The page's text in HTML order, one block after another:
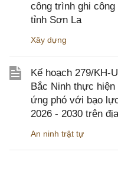
công trình ghi
tỉnh Sơn La
Xây dựng
Kế hoạch 279/KH-
Bắc Ninh thực
ứng phó với bạo
2026 - 2030 trên
An ninh trật tự